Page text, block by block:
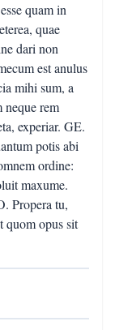
quam in
quae
dari non
est anulus
mihi sum, a
neque rem
experiar. GE.
potis abi
ordine:
maxume.
Propera tu,
quom opus sit